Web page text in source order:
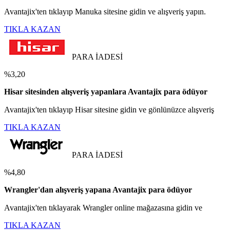
Avantajix'ten tıklayıp Manuka sitesine gidin ve alışveriş yapın.
TIKLA KAZAN
PARA İADESİ
%3,20
Hisar sitesinden alışveriş yapanlara Avantajix para ödüyor
Avantajix'ten tıklayıp Hisar sitesine gidin ve gönlünüzce alışveriş
TIKLA KAZAN
PARA İADESİ
%4,80
Wrangler'dan alışveriş yapana Avantajix para ödüyor
Avantajix'ten tıklayarak Wrangler online mağazasına gidin ve
TIKLA KAZAN